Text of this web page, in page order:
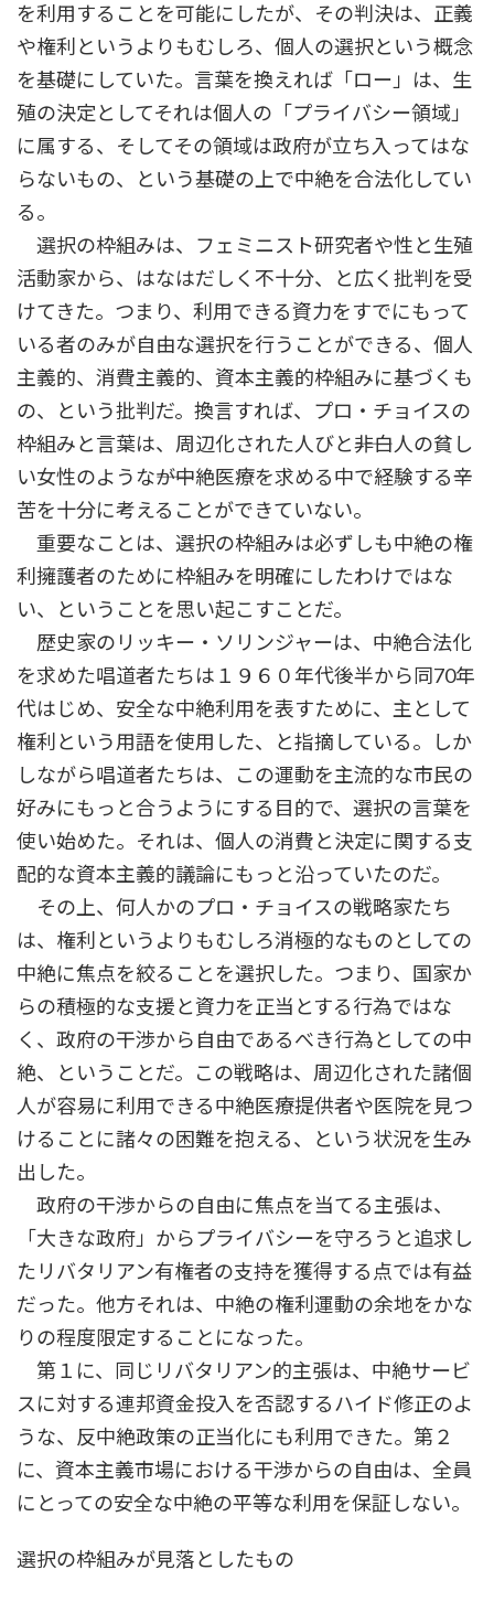
を利用することを可能にしたが、その判決は、正義
や権利というよりもむしろ、個人の選択という概念
を基礎にしていた。言葉を換えれば「ロー」は、生
殖の決定としてそれは個人の「プライバシー領域」
に属する、そしてその領域は政府が立ち入ってはな
らないもの、という基礎の上で中絶を合法化してい
る。
選択の枠組みは、フェミニスト研究者や性と生殖
活動家から、はなはだしく不十分、と広く批判を受
けてきた。つまり、利用できる資力をすでにもって
いる者のみが自由な選択を行うことができる、個人
主義的、消費主義的、資本主義的枠組みに基づくも
の、という批判だ。換言すれば、プロ・チョイスの
枠組みと言葉は、周辺化された人びと――非白人の貧し
い女性のような――が中絶医療を求める中で経験する辛
苦を十分に考えることができていない。
重要なことは、選択の枠組みは必ずしも中絶の権
利擁護者のために枠組みを明確にしたわけではな
い、ということを思い起こすことだ。
歴史家のリッキー・ソリンジャーは、中絶合法化
を求めた唱道者たちは１９６０年代後半から同70年
代はじめ、安全な中絶利用を表すために、主として
権利という用語を使用した、と指摘している。しか
しながら唱道者たちは、この運動を主流的な市民の
好みにもっと合うようにする目的で、選択の言葉を
使い始めた。それは、個人の消費と決定に関する支
配的な資本主義的議論にもっと沿っていたのだ。
その上、何人かのプロ・チョイスの戦略家たち
は、権利というよりもむしろ消極的なものとしての
中絶に焦点を絞ることを選択した。つまり、国家か
らの積極的な支援と資力を正当とする行為ではな
く、政府の干渉から自由であるべき行為としての中
絶、ということだ。この戦略は、周辺化された諸個
人が容易に利用できる中絶医療提供者や医院を見つ
けることに諸々の困難を抱える、という状況を生み
出した。
政府の干渉からの自由に焦点を当てる主張は、
「大きな政府」からプライバシーを守ろうと追求し
たリバタリアン有権者の支持を獲得する点では有益
だった。他方それは、中絶の権利運動の余地をかな
りの程度限定することになった。
第１に、同じリバタリアン的主張は、中絶サービ
スに対する連邦資金投入を否認するハイド修正のよ
うな、反中絶政策の正当化にも利用できた。第２
に、資本主義市場における干渉からの自由は、全員
にとっての安全な中絶の平等な利用を保証しない。
選択の枠組みが見落としたもの